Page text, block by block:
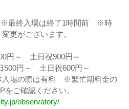
※最終入場は終了1時間前 ※時
更がございます。
円～ 土日祝900円～
500円～ 土日祝600円～
場の際は有料 ※繁忙期料金の
ご確認ください。
observatory/